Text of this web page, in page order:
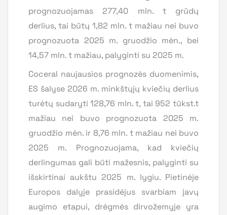
prognozuojamas 277,40 mln. t grūdų
derlius, tai būtų 1,82 mln. t mažiau nei buvo
prognozuota 2025 m. gruodžio mėn., bei
14,57 mln. t mažiau, palyginti su 2025 m.
Coceral naujausios prognozės duomenimis,
ES šalyse 2026 m. minkštųjų kviečių derlius
turėtų sudaryti 128,76 mln. t, tai 952 tūkst.t
mažiau nei buvo prognozuota 2025 m.
gruodžio mėn. ir 8,76 mln. t mažiau nei buvo
2025 m. Prognozuojama, kad kviečių
derlingumas gali būti mažesnis, palyginti su
išskirtinai aukštu 2025 m. lygiu. Pietinėje
Europos dalyje prasidėjus svarbiam javų
augimo etapui, drėgmės dirvožemyje yra